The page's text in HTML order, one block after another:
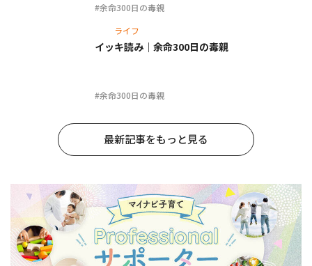
#余命300日の毒親
ライフ
#余命300日の毒親
イッキ読み｜余命300日の毒親
最新記事をもっと見る